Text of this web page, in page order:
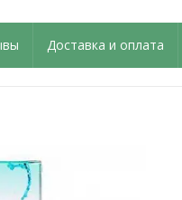
Доставка и оплата